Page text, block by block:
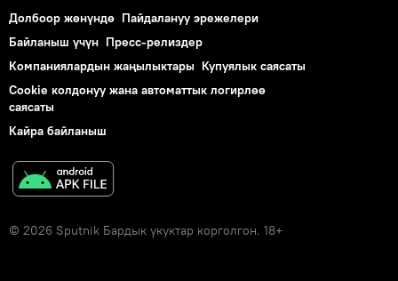
Долбоор жөнүндө Пайдалануу эрежелери
Байланыш үчүн Пресс-релиздер
Компаниялардын жаңылыктары Купуялык саясаты
Cookie колдонуу жана автоматтык логирлөө
саясаты
Кайра байланыш
© 2026 Sputnik Бардык укуктар корголгон. 18+